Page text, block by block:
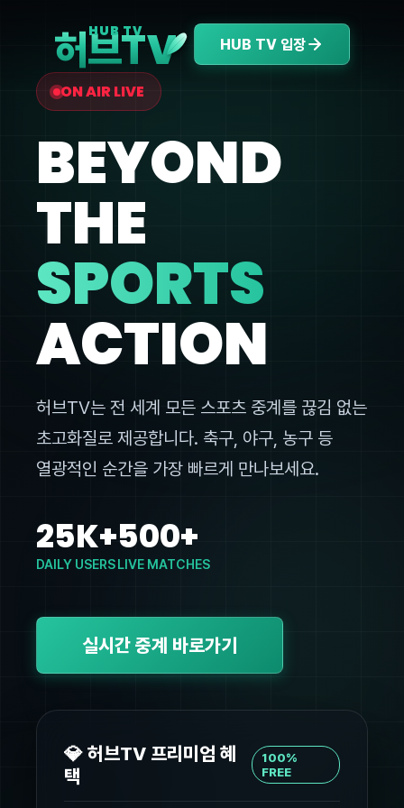
HUB TV
허브TV HUB TV 입장
ON AIR LIVE
BEYOND
THE
SPORTS
ACTION
허브TV는 전 세계 모든 스포츠 중계를 끊김 없는
초고화질로 제공합니다. 축구, 야구, 농구 등
열광적인 순간을 가장 빠르게 만나보세요.
25K+
DAILY USERS
500+
LIVE MATCHES
실시간 중계 바로가기
💎 허브TV 프리미엄 혜
택
100%
FREE